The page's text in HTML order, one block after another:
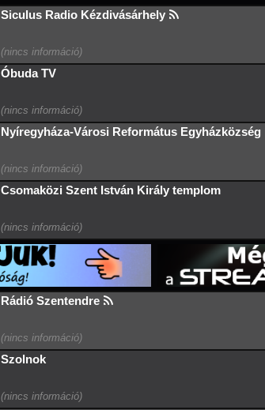
Siculus Radio Kézdivásárhely
Óbuda TV
Nyíregyháza-Városi Református Egyházközség
Csomaközi Szent István Király templom
Rádió Szentendre
Szolnok